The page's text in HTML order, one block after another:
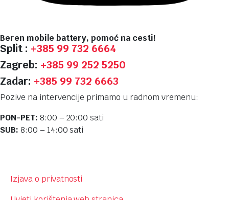
Beren mobile battery, pomoć na cesti!
Split : +385 99 732 6664
Zagreb: +385 99 252 5250
Zadar: +385 99 732 6663
Pozive na intervencije primamo u radnom vremenu:
PON-PET: 8:00 – 20:00 sati
SUB: 8:00 – 14:00 sati
Izjava o privatnosti